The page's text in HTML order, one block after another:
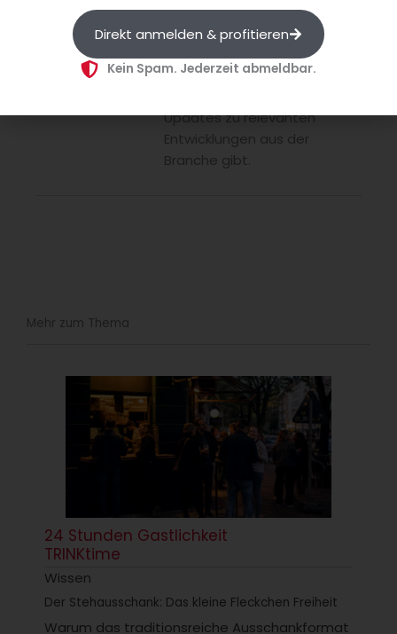
fundierter Branchenkenntnis,
welche täglich relevante
Entscheider recherchiert
Updates zu relevanten
Entwicklungen aus der
Branche gibt.
Mehr zum Thema
24 Stunden Gastlichkeit
TRINKtime
Wissen
Der Stehausschank: Das kleine Fleckchen Freiheit
Warum das traditionsreiche Ausschankformat
Direkt anmelden & profitieren
Kein Spam. Jederzeit abmeldbar.